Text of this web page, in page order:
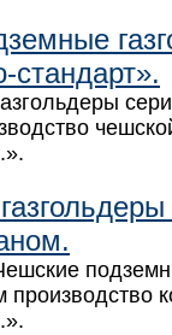
стандарт».
производство